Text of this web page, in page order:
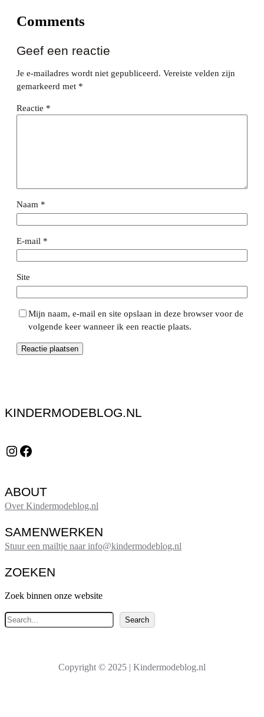
Comments
Geef een reactie
Je e-mailadres wordt niet gepubliceerd. Vereiste velden zijn
gemarkeerd met *
Reactie *
Naam *
E-mail *
Site
Mijn naam, e-mail en site opslaan in deze browser voor de
volgende keer wanneer ik een reactie plaats.
KINDERMODEBLOG.NL
Instagram Facebook
ABOUT
Over Kindermodeblog.nl
SAMENWERKEN
Stuur een mailtje naar info@kindermodeblog.nl
ZOEKEN
Zoek binnen onze website
Z
o
Search
Copyright © 2025 | Kindermodeblog.nl